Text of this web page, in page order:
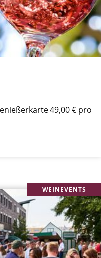
49,00 € pro
WEINEVENTS